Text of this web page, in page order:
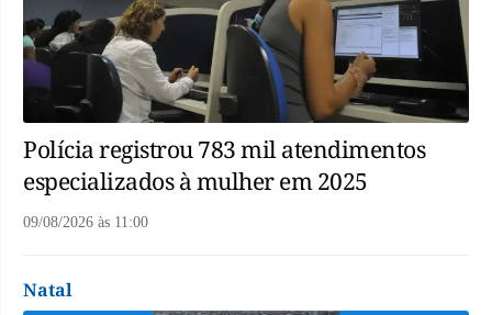
Polícia registrou 783 mil atendimentos
especializados à mulher em 2025
09/08/2026 às 11:00
Natal